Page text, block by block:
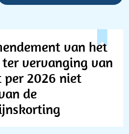
van het
ter vervanging van
per 2026 niet
de